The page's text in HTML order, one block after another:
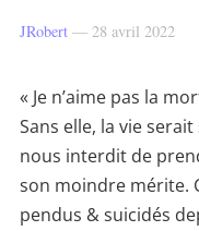
JRobert— 28 avril 2022
« Je n’aime pas la
Sans elle, la vie
nous interdit de
son moindre mérite.
pendus & suicidés